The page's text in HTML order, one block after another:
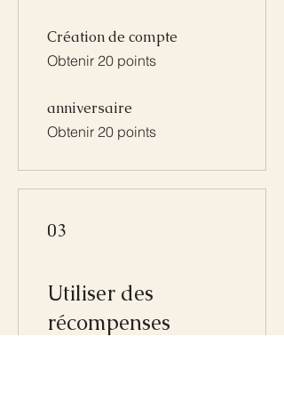
Création de compte
Obtenir 20 points
anniversaire
Obtenir 20 points
03
Utiliser des
récompenses